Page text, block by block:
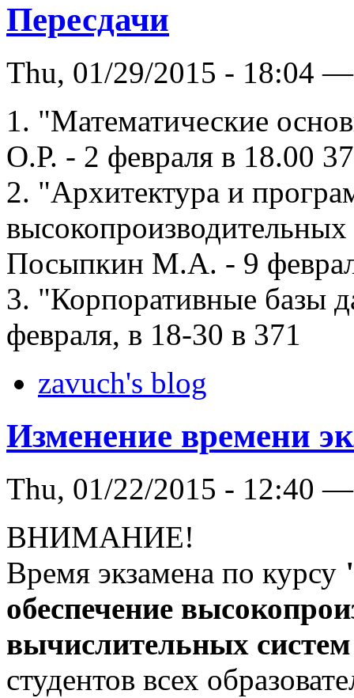
Пересдачи
Thu, 01/29/2015 - 18:04
1. "Математические
О.Р. - 2 февраля в 18.00
2. "Архитектура и
Посыпкин М.А. - 9
3. "Корпоративные базы
февраля, в 18-30 в 371
zavuch's blog
Изменение времени
Thu, 01/22/2015 - 12:40
ВНИМАНИЕ!
Время экзамена по курсу
обеспечение
вычислительных
студентов всех